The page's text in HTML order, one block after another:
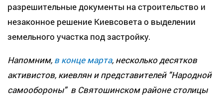
разрешительные документы на строительство и
незаконное решение Киевсовета о выделении
земельного участка под застройку.
Напомним, в конце марта, несколько десятков
активистов, киевлян и представителей "Народной
самообороны" в Святошинском районе столицы